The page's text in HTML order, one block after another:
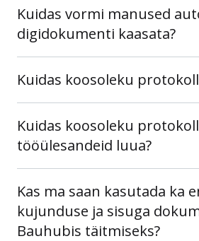
Kuidas vormi manused
digidokumenti kaasata?
Kuidas koosoleku
Kuidas koosoleku
tööülesandeid luua?
Kas ma saan kasutada ka
kujunduse ja sisuga
Bauhubis täitmiseks?